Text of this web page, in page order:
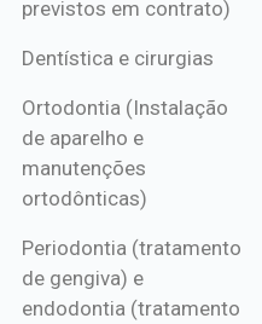
previstos em contrato)
Dentística e cirurgias
Ortodontia (Instalação
de aparelho e
manutenções
ortodônticas)
Periodontia (tratamento
de gengiva) e
endodontia (tratamento